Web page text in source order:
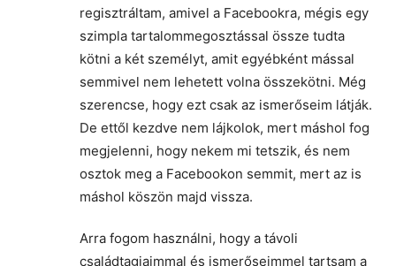
regisztráltam, amivel a Facebookra, mégis egy
szimpla tartalommegosztással össze tudta
kötni a két személyt, amit egyébként mással
semmivel nem lehetett volna összekötni. Még
szerencse, hogy ezt csak az ismerőseim látják.
De ettől kezdve nem lájkolok, mert máshol fog
megjelenni, hogy nekem mi tetszik, és nem
osztok meg a Facebookon semmit, mert az is
máshol köszön majd vissza.
Arra fogom használni, hogy a távoli
családtagjaimmal és ismerőseimmel tartsam a